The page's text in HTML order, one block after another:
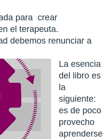
para crear
el terapeuta.
debemos renunciar a
La esencia
del libro es
la
siguiente:
es de poco
provecho
aprenderse